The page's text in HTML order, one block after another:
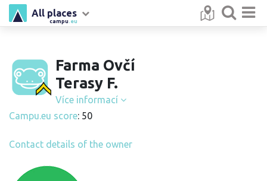
campu .eu
All places
Farma Ovčí
Terasy F.
Více informací
Campu.eu score: 50
Contact details of the owner